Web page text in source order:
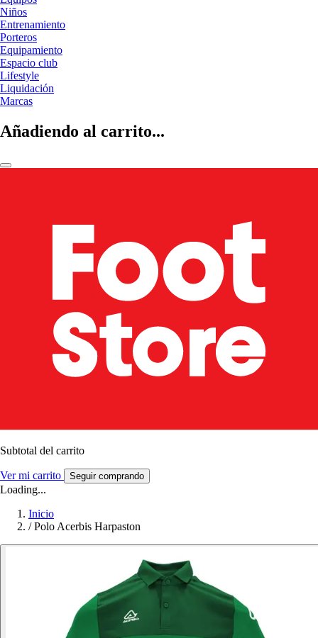
Niños
Entrenamiento
Porteros
Equipamiento
Espacio club
Lifestyle
Liquidación
Marcas
Añadiendo al carrito...
Subtotal del carrito
Ver mi carrito Seguir comprando
Loading...
Inicio
/ Polo Acerbis Harpaston